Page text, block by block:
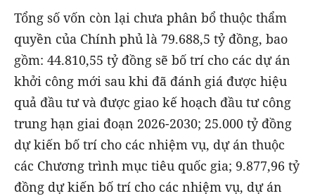
Tổng số vốn còn lại chưa phân bổ thuộc thẩm
quyền của Chính phủ là 79.688,5 tỷ đồng, bao
gồm: 44.810,55 tỷ đồng sẽ bố trí cho các dự án
khởi công mới sau khi đã đánh giá được hiệu
quả đầu tư và được giao kế hoạch đầu tư công
trung hạn giai đoạn 2026-2030; 25.000 tỷ đồng
dự kiến bố trí cho các nhiệm vụ, dự án thuộc
các Chương trình mục tiêu quốc gia; 9.877,96 tỷ
đồng dự kiến bố trí cho các nhiệm vụ, dự án